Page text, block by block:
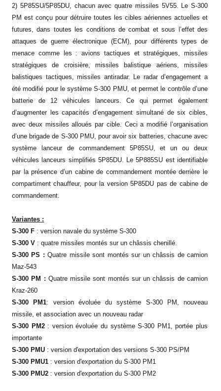
2) 5P85SU/5P85DU, chacun avec quatre missiles 5V55. Le S-300
PM est conçu pour détruire toutes les cibles aériennes actuelles et
futures, dans toutes les conditions de combat et sous l’effet des
attaques de guerre électronique (ECM), pour différents types de
menace comme les : avions tactiques et stratégiques, missiles
stratégiques de croisière, missiles balistique aériens, missiles
balistiques tactiques, missiles antiradar. Le radar d’engagement a
été modifié pour le système S-300 PMU, et permet le contrôle d’une
batterie de 12 véhicules lanceurs. Ce qui permet également
d’augmenter les capacités d’engagement simultané de six cibles,
avec deux missiles alloués par cible. Ceci a modifié l’organisation
d’une brigade de S-300 PMU, pour avoir six batteries, chacune avec
système lanceur de commandement 5P85SU, et un ou deux
véhicules lanceurs simplifiés 5P85DU. Le 5P885SU est identifiable
par la présence d’un cabine de commandement montée derrière le
compartiment chauffeur, pour la version 5P85DU pas de cabine de
commandement.
Variantes :
S-300 F : version navale du système S-300
S-300 V : quatre missiles montés sur un châssis chenillé.
S-300 PS :Quatre missile sont montés sur un châssis de camion
Maz-543
S-300 PM : Quatre missile sont montés sur un châssis de camion
Kraz-260
S-300 PM1: version évoluée du système S-300 PM, nouveau
missile, et association avec un nouveau radar
S-300 PM2: version évoluée du système S-300 PM 1, portée plus
importante
S-300 PMU : version d'exportation des versions S-300 PS/PM
S-300 PMU1 : version d'exportation du S-300 PM1
S-300 PMU2 : version d'exportation du S-300 PM2